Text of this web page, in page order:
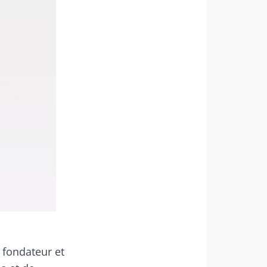
fondateur et